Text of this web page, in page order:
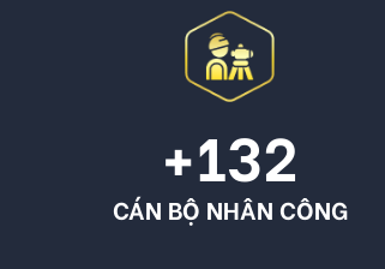
+132
CÁN BỘ NHÂN CÔNG